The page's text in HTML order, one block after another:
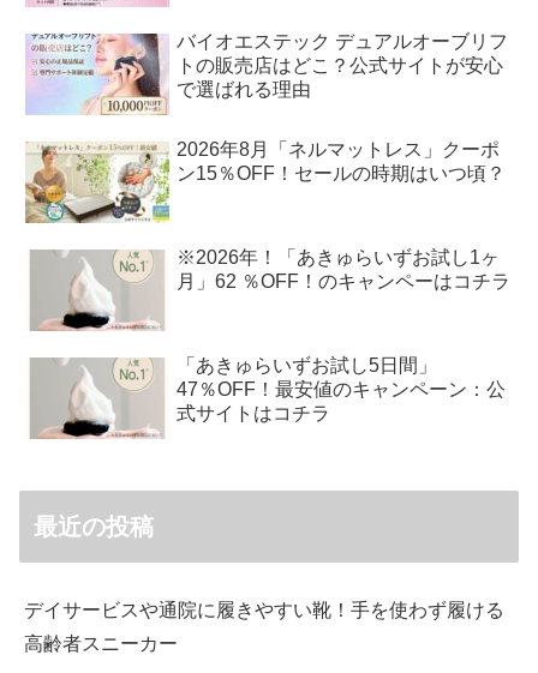
バイオエステック デュアルオーブリフ
トの販売店はどこ？公式サイトが安心
で選ばれる理由
2026年8月「ネルマットレス」クーポ
ン15％OFF！セールの時期はいつ頃？
※2026年！「あきゅらいずお試し1ヶ
月」62 ％OFF！のキャンペーはコチラ
「あきゅらいずお試し5日間」
47％OFF！最安値のキャンペーン：公
式サイトはコチラ
最近の投稿
デイサービスや通院に履きやすい靴！手を使わず履ける
高齢者スニーカー